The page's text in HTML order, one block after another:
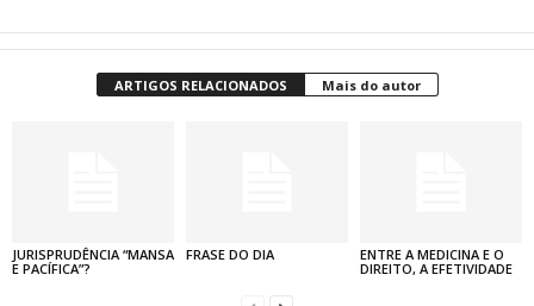
ARTIGOS RELACIONADOS Mais do autor
JURISPRUDÊNCIA “MANSA
E PACÍFICA”?
FRASE DO DIA
ENTRE A MEDICINA E O
DIREITO, A EFETIVIDADE